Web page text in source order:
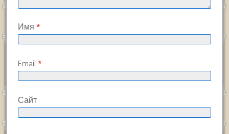
Имя *
Email *
Сайт